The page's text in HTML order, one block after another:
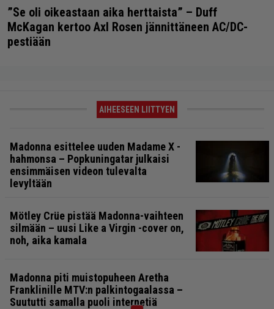
”Se oli oikeastaan aika herttaista” – Duff
McKagan kertoo Axl Rosen jännittäneen AC/DC-
pestiään
AIHEESEEN LIITTYEN
Madonna esittelee uuden Madame X -
hahmonsa – Popkuningatar julkaisi
ensimmäisen videon tulevalta
levyltään
Mötley Crüe pistää Madonna-vaihteen
silmään – uusi Like a Virgin -cover on,
noh, aika kamala
Madonna piti muistopuheen Aretha
Franklinille MTV:n palkintogaalassa –
Suututti samalla puoli internetiä